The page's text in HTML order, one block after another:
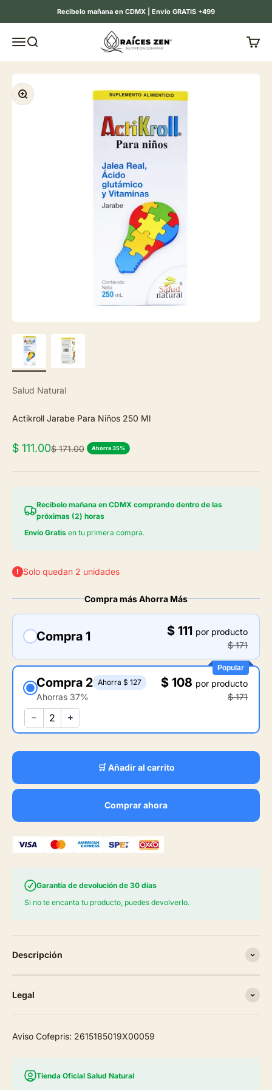
Recibelo mañana en CDMX | Envío GRATIS +499
MenúBuscar Raíces Zen Carrito
Zoom
Salud Natural
Actikroll Jarabe Para Niños 250 Ml
Precio de oferta
$ 111.00Precio normal
$ 171.00 Ahorra 35%
Recibelo mañana en CDMX comprando dentro de las
próximas (2) horas
Envío Gratis en tu primera compra.
Solo quedan 2 unidades
Compra más Ahorra Más
Compra 1 $ 111 por producto
$ 171
Popular
Compra 2 Ahorra $ 127
Ahorras 37%
$ 108 por producto
$ 171
🛒 Añadir al carrito
Comprar ahora
Garantía de devolución de 30 días
Si no te encanta tu producto, puedes devolverlo.
Descripción
Legal
Aviso Cofepris: 2615185019X00059
Tienda Oficial Salud Natural